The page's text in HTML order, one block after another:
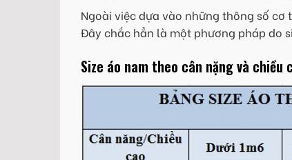
Ngoài việc dựa vào những thông số
Đây chắc hẳn là một phương pháp do
Size áo nam theo cân nặng và chiều